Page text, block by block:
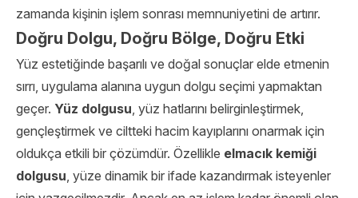
zamanda kişinin işlem sonrası memnuniyetini de artırır.
Doğru Dolgu, Doğru Bölge, Doğru Etki
Yüz estetiğinde başarılı ve doğal sonuçlar elde etmenin
sırrı, uygulama alanına uygun dolgu seçimi yapmaktan
geçer. Yüz dolgusu, yüz hatlarını belirginleştirmek,
gençleştirmek ve ciltteki hacim kayıplarını onarmak için
oldukça etkili bir çözümdür. Özellikle elmacık kemiği
dolgusu, yüze dinamik bir ifade kazandırmak isteyenler